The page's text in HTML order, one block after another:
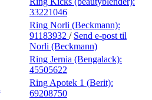
33221046
Ring Norli (Beckmann):
91183932 / Send e-post til
Norli (Beckmann)
Ring Jernia (Bengalack):
45505622
Ring Apotek 1 (Berit):
69208750